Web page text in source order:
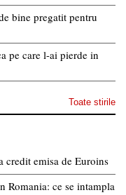
bine pregatit pentru
pe care l-ai pierde in
Toate stirile
credit emisa de Euroins
Romania: ce se intampla